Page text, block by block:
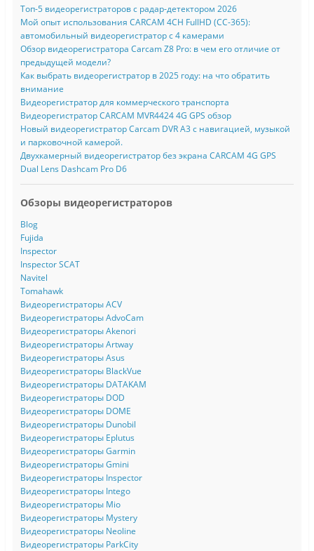
Топ-5 видеорегистраторов с радар-детектором 2026
Мой опыт использования CARCAM 4CH FullHD (CC-365):
автомобильный видеорегистратор с 4 камерами
Обзор видеорегистратора Carcam Z8 Pro: в чем его отличие от
предыдущей модели?
Как выбрать видеорегистратор в 2025 году: на что обратить
внимание
Видеорегистратор для коммерческого транспорта
Видеорегистратор CARCAM MVR4424 4G GPS обзор
Новый видеорегистратор Carcam DVR A3 с навигацией, музыкой
и парковочной камерой.
Двухкамерный видеорегистратор без экрана CARCAM 4G GPS
Dual Lens Dashcam Pro D6
Обзоры видеорегистраторов
Blog
Fujida
Inspector
Inspector SCAT
Navitel
Tomahawk
Видеорегистраторы ACV
Видеорегистраторы AdvoCam
Видеорегистраторы Akenori
Видеорегистраторы Artway
Видеорегистраторы Asus
Видеорегистраторы BlackVue
Видеорегистраторы DATAKAM
Видеорегистраторы DOD
Видеорегистраторы DOME
Видеорегистраторы Dunobil
Видеорегистраторы Eplutus
Видеорегистраторы Garmin
Видеорегистраторы Gmini
Видеорегистраторы Inspector
Видеорегистраторы Intego
Видеорегистраторы Mio
Видеорегистраторы Mystery
Видеорегистраторы Neoline
Видеорегистраторы ParkCity